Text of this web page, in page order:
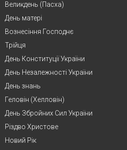
Великдень (Пасха)
День матері
Вознесіння Господнє
Трійця
День Конституції України
День Незалежності України
День знань
Геловін (Хелловін)
День Збройних Сил України
Різдво Христове
Новий Рік